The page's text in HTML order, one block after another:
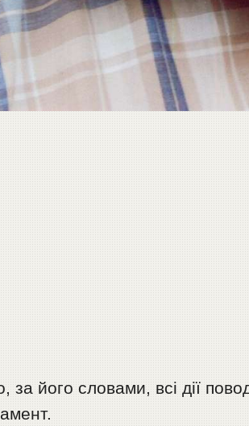
за його словами, всі дії